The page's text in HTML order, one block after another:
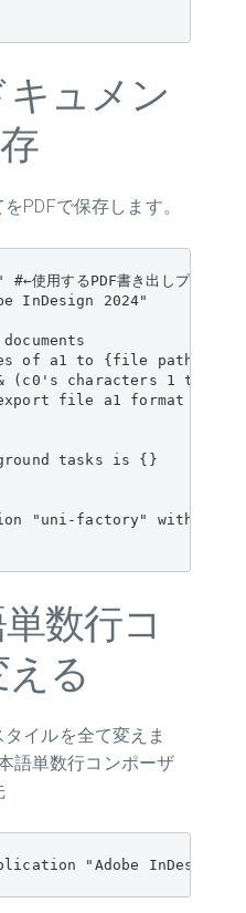
ュメン
PDFで保存します。
用するPDF書き出しプリセット
InDesign 2024"
of a1 to {file path:b1,
(c0's characters 1 thru
file a1 format PDF
tasks is {}
"uni-factory" with title
数行コ
る
イルを全て変えま
語単数行コンポーザ
"Adobe InDesign